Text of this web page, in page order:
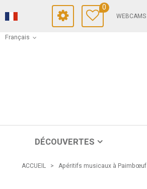
Français
0
WEBCAMS
DÉCOUVERTES
ACCUEIL > Apéritifs musicaux à Paimbœuf